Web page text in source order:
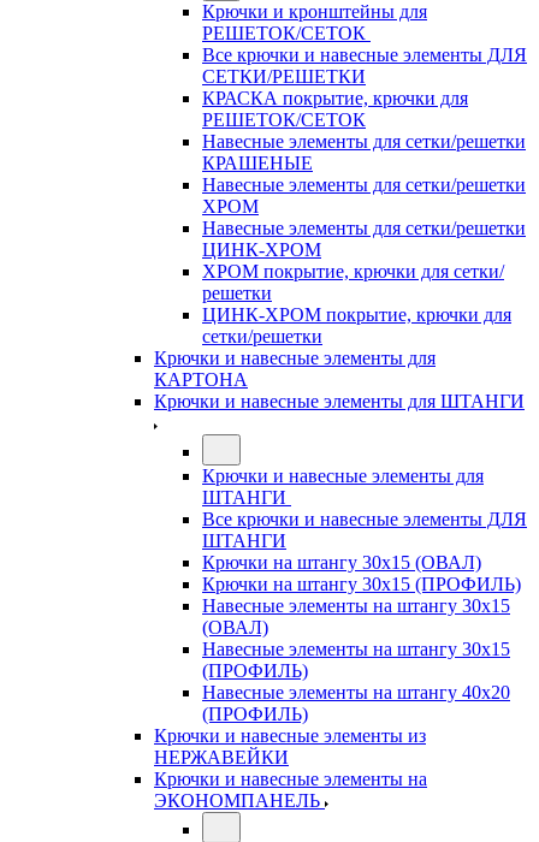
Крючки и кронштейны для
РЕШЕТОК/СЕТОК
Все крючки и навесные элементы ДЛЯ
СЕТКИ/РЕШЕТКИ
КРАСКА покрытие, крючки для
РЕШЕТОК/СЕТОК
Навесные элементы для сетки/решетки
КРАШЕНЫЕ
Навесные элементы для сетки/решетки
ХРОМ
Навесные элементы для сетки/решетки
ЦИНК-ХРОМ
ХРОМ покрытие, крючки для сетки/
решетки
ЦИНК-ХРОМ покрытие, крючки для
сетки/решетки
Крючки и навесные элементы для
КАРТОНА
Крючки и навесные элементы для ШТАНГИ
Крючки и навесные элементы для
ШТАНГИ
Все крючки и навесные элементы ДЛЯ
ШТАНГИ
Крючки на штангу 30х15 (ОВАЛ)
Крючки на штангу 30х15 (ПРОФИЛЬ)
Навесные элементы на штангу 30х15
(ОВАЛ)
Навесные элементы на штангу 30х15
(ПРОФИЛЬ)
Навесные элементы на штангу 40х20
(ПРОФИЛЬ)
Крючки и навесные элементы из
НЕРЖАВЕЙКИ
Крючки и навесные элементы на
ЭКОНОМПАНЕЛЬ